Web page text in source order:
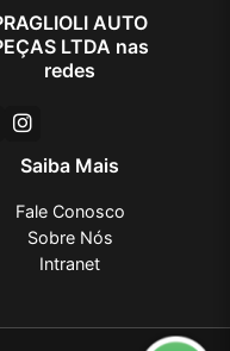
AUTO
LTDA nas
redes
Saiba Mais
Fale Conosco
Sobre Nós
Intranet